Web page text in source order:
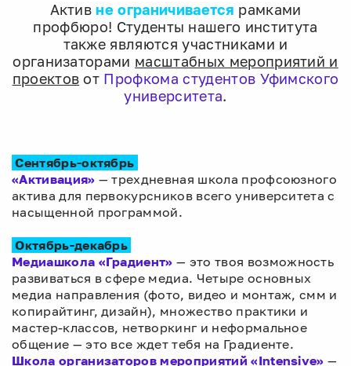
Активне ограничивается рамками
профбюро! Студенты нашего института
также являются участниками и
организаторами масштабных мероприятий и
проектов от Профкома студентов Уфимского
университета.
Сентябрь-октябрь
«Активация» — трехдневная школа профсоюзного
актива для первокурсников всего университета с
насыщенной программой.
Октябрь-декабрь
Медиашкола «Градиент» — это твоя возможность
развиваться в сфере медиа. Четыре основных
медиа направления (фото, видео и монтаж, смм и
копирайтинг, дизайн), множество практики и
мастер-классов, нетворкинг и неформальное
общение — это все ждет тебя на Градиенте.
Школа организаторов мероприятий «Intensive» —